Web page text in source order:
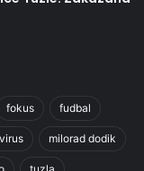
fokus fudbal
milorad dodik